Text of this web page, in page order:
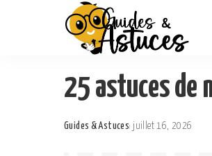
25 astuces de
Guides & Astuces juillet 16, 2026